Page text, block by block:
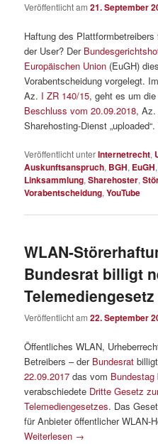
Veröffentlicht am21. September
Haftung des
der User? Der
Europäischen Union (EuGH)
Vorabentscheidung vorgelegt. Im
Az. I ZR 140/15, geht es um
Beschluss vom 20.09.2018, Az.
Sharehosting-Dienst „uploaded“.
Veröffentlicht unterInternetrecht,
Auskunftsanspruch, BGH, EuGH
Linksammlung,Sharehoster,
Vorabentscheidung,YouTube
WLAN-
Bundesrat billigt
Telemediengesetz
Veröffentlicht am22. September
Öffentliches WLAN,
Betreibers – der Bundesrat
22.09.2017 das vom Bundestag
verabschiedete Dritte Gesetz
Telemediengesetzes. Das
für Anbieter öffentlicher WLAN-
Weiterlesen →